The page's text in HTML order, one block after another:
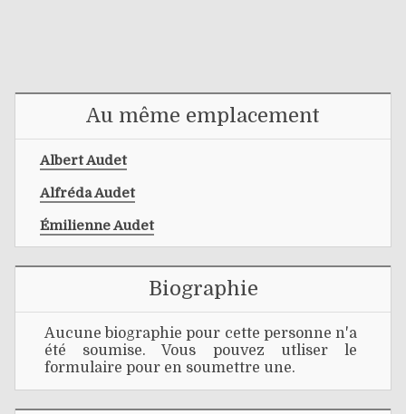
Au même emplacement
Albert Audet
Alfréda Audet
Émilienne Audet
Biographie
Aucune biographie pour cette personne n'a
été soumise. Vous pouvez utliser le
formulaire pour en soumettre une.